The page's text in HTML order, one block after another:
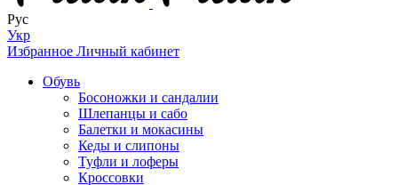
Рус
Укр
Избранное Личный кабинет
Обувь
Босоножки и сандалии
Шлепанцы и сабо
Балетки и мокасины
Кеды и слипоны
Туфли и лоферы
Кроссовки